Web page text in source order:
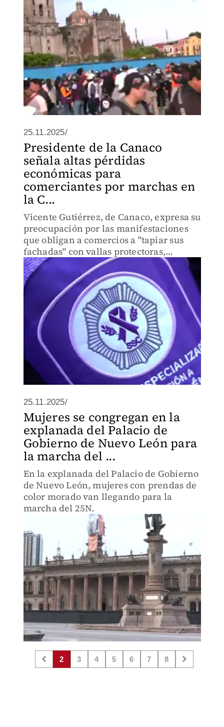
25.11.2025/
Presidente de la Canaco
señala altas pérdidas
económicas para
comerciantes por marchas en
la C...
Vicente Gutiérrez, de Canaco, expresa su
preocupación por las manifestaciones
que obligan a comercios a "tapiar sus
fachadas" con vallas protectoras,
generando gastos extras.
25.11.2025/
Mujeres se congregan en la
explanada del Palacio de
Gobierno de Nuevo León para
la marcha del ...
En la explanada del Palacio de Gobierno
de Nuevo León, mujeres con prendas de
color morado van llegando para la
marcha del 25N.
2 3 4 5 6 7 8